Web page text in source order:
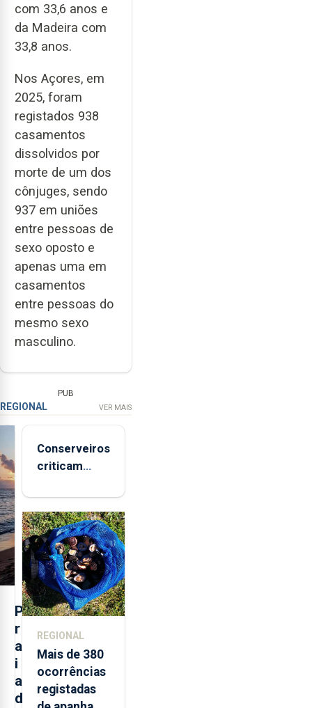
com 33,6 anos e
da Madeira com
33,8 anos.
Nos Açores, em
2025, foram
registados 938
casamentos
dissolvidos por
morte de um dos
cônjuges, sendo
937 em uniões
entre pessoas de
sexo oposto e
apenas uma em
casamentos
entre pessoas do
mesmo sexo
masculino.
PUB
REGIONAL VER MAIS
P
r
a
i
a
d
Conserveiros
criticam
brancas com
selo Marca
Açores
REGIONAL
Mais de 380
ocorrências
registadas